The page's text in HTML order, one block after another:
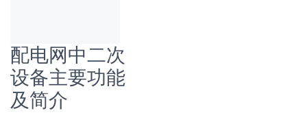
配电网中二次
设备主要功能
及简介